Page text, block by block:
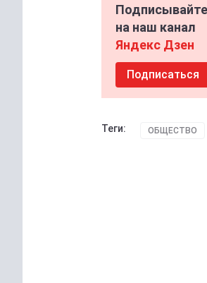
на наш канал
Яндекс Дзен
Подписаться
Теги: ОБЩЕСТВО